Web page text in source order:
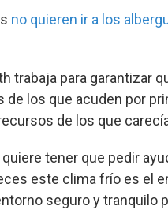
no quieren ir a los
trabaja para garantizar
de los que acuden por
de los que
tener que pedir
este clima frío es el
seguro y tranquilo